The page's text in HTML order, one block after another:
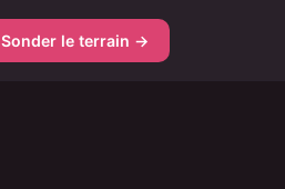
Sonder le terrain →